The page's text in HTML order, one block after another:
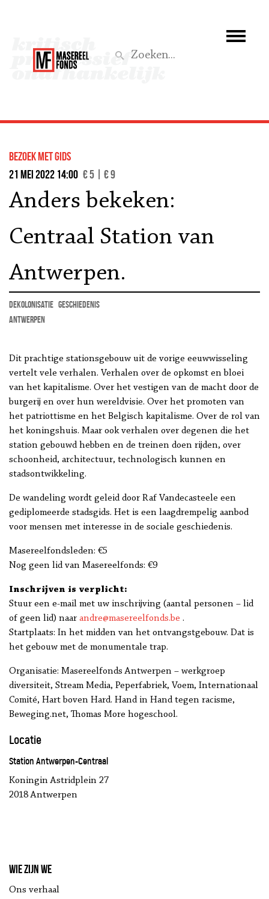
Wat we doen
Steun ons
Aktief
Bezoek met gids
21 mei 2022 14:00 € 5 | € 9
Anders bekeken:
Centraal Station van
Antwerpen.
Dekolonisatie geschiedenis
Antwerpen
Dit prachtige stationsgebouw uit de vorige eeuwwisseling
vertelt vele verhalen. Verhalen over de opkomst en bloei
van het kapitalisme. Over het vestigen van de macht door de
burgerij en over hun wereldvisie. Over het promoten van
het patriottisme en het Belgisch kapitalisme. Over de rol van
het koningshuis. Maar ook verhalen over degenen die het
station gebouwd hebben en de treinen doen rijden, over
schoonheid, architectuur, technologisch kunnen en
stadsontwikkeling.
De wandeling wordt geleid door Raf Vandecasteele een
gediplomeerde stadsgids. Het is een laagdrempelig aanbod
voor mensen met interesse in de sociale geschiedenis.
Masereelfondsleden: €5
Nog geen lid van Masereelfonds: €9
Inschrijven is verplicht:
Stuur een e-mail met uw inschrijving (aantal personen – lid
of geen lid) naarandre@masereelfonds.be .
Startplaats: In het midden van het ontvangstgebouw. Dat is
het gebouw met de monumentale trap.
Organisatie: Masereelfonds Antwerpen – werkgroep
diversiteit, Stream Media, Peperfabriek, Voem, Internationaal
Comité, Hart boven Hard. Hand in Hand tegen racisme,
Beweging.net, Thomas More hogeschool.
Locatie
Station Antwerpen-Centraal
Koningin Astridplein 27
2018 Antwerpen
Wie zijn we
Ons verhaal